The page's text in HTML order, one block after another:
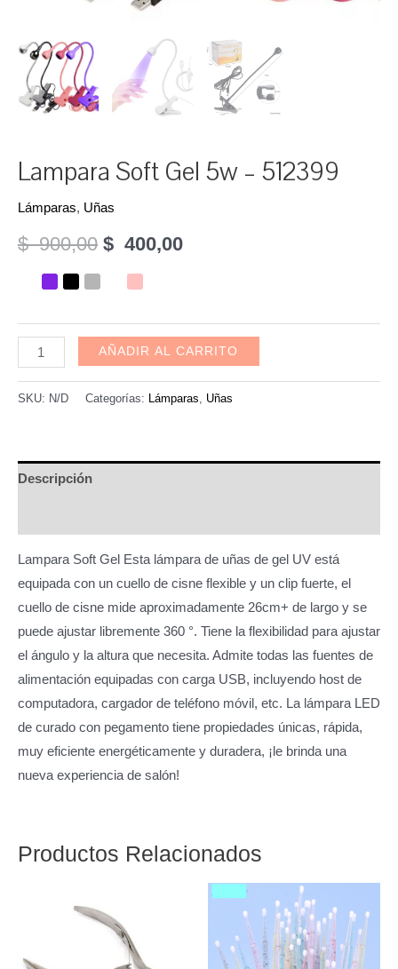
Lampara Soft Gel 5w – 512399
Lámparas, Uñas
$900,00 El
precio
era:
$
$ 400,00El
es:
$
Lampara
Soft
Gel
512399
AÑADIR AL CARRITO
SKU: N/D Categorías: Lámparas Uñas
Descripción
Lampara Soft Gel Esta lámpara de uñas de gel UV está
equipada con un cuello de cisne flexible y un clip fuerte, el
cuello de cisne mide aproximadamente 26cm+ de largo y se
puede ajustar libremente 360 °. Tiene la flexibilidad para ajustar
el ángulo y la altura que necesita. Admite todas las fuentes de
alimentación equipadas con carga USB, incluyendo host de
computadora, cargador de teléfono móvil, etc. La lámpara LED
de curado con pegamento tiene propiedades únicas, rápida,
muy eficiente energéticamente y duradera, ¡le brinda una
nueva experiencia de salón!
Productos Relacionados